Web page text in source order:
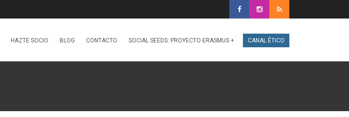
HAZTE SOCIO BLOG CONTACTO SOCIAL SEEDS: PROYECTO ERASMUS + CANAL ÉTICO